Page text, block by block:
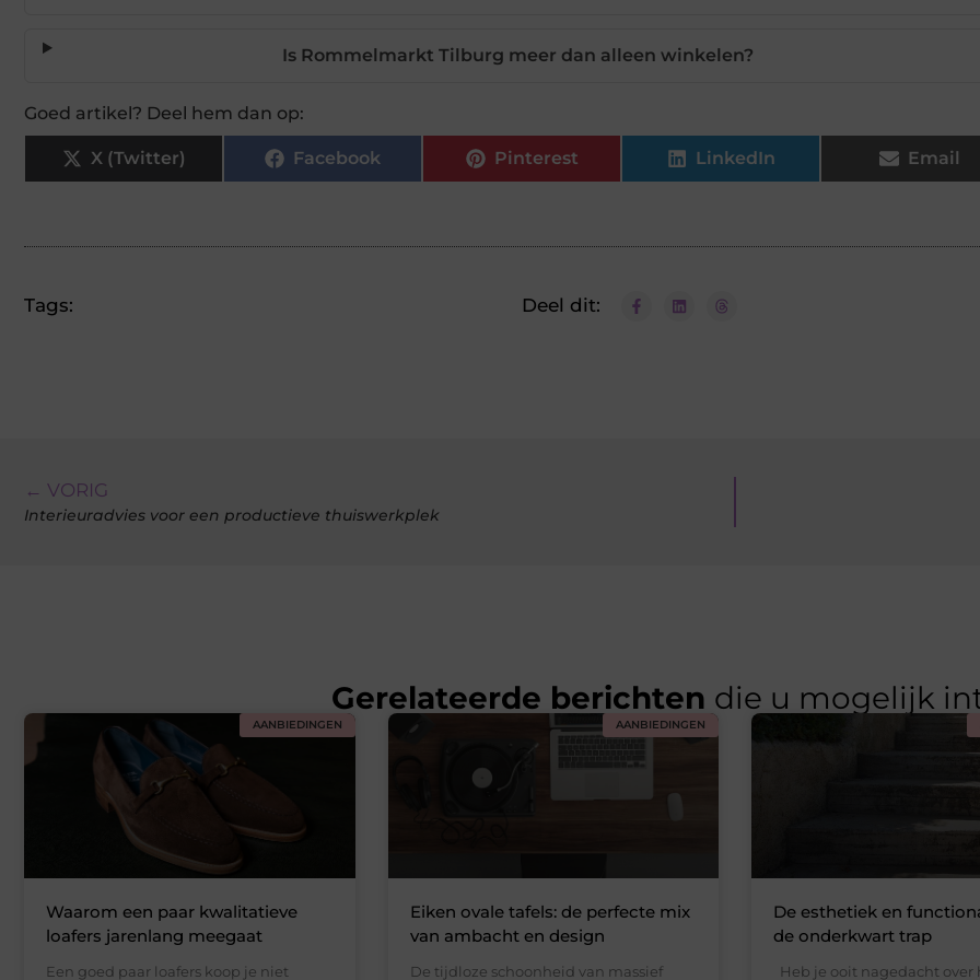
Is Rommelmarkt Tilburg meer dan alleen winkelen?
Goed artikel? Deel hem dan op:
X (Twitter) Facebook Pinterest LinkedIn Email
Tags: Deel dit:
← VORIG
Interieuradvies voor een productieve thuiswerkplek
Gerelateerde berichten die u mogelijk
AANBIEDINGEN
Waarom een paar kwalitatieve
loafers jarenlang meegaat
Een goed paar loafers koop je niet
AANBIEDINGEN
Eiken ovale tafels: de perfecte mix
van ambacht en design
De tijdloze schoonheid van massief
De esthetiek en
de onderkwart trap
Heb je ooit nagedacht over